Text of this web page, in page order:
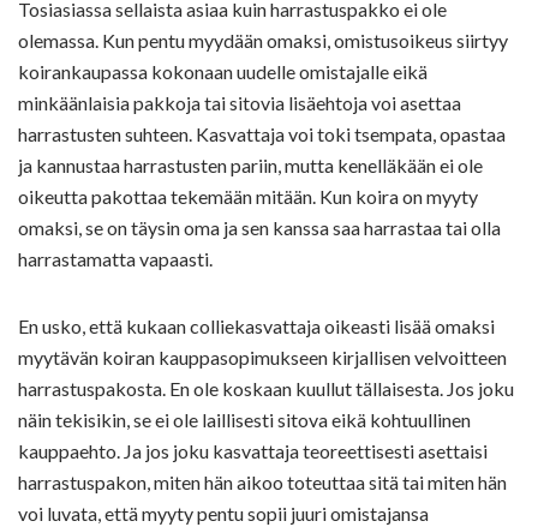
Tosiasiassa sellaista asiaa kuin harrastuspakko ei ole
olemassa. Kun pentu myydään omaksi, omistusoikeus siirtyy
koirankaupassa kokonaan uudelle omistajalle eikä
minkäänlaisia pakkoja tai sitovia lisäehtoja voi asettaa
harrastusten suhteen. Kasvattaja voi toki tsempata, opastaa
ja kannustaa harrastusten pariin, mutta kenelläkään ei ole
oikeutta pakottaa tekemään mitään. Kun koira on myyty
omaksi, se on täysin oma ja sen kanssa saa harrastaa tai olla
harrastamatta vapaasti.
En usko, että kukaan colliekasvattaja oikeasti lisää omaksi
myytävän koiran kauppasopimukseen kirjallisen velvoitteen
harrastuspakosta. En ole koskaan kuullut tällaisesta. Jos joku
näin tekisikin, se ei ole laillisesti sitova eikä kohtuullinen
kauppaehto. Ja jos joku kasvattaja teoreettisesti asettaisi
harrastuspakon, miten hän aikoo toteuttaa sitä tai miten hän
voi luvata, että myyty pentu sopii juuri omistajansa